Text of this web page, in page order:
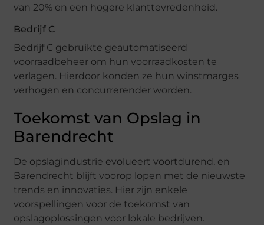
van 20% en een hogere klanttevredenheid.
Bedrijf C
Bedrijf C gebruikte geautomatiseerd
voorraadbeheer om hun voorraadkosten te
verlagen. Hierdoor konden ze hun winstmarges
verhogen en concurrerender worden.
Toekomst van Opslag in
Barendrecht
De opslagindustrie evolueert voortdurend, en
Barendrecht blijft voorop lopen met de nieuwste
trends en innovaties. Hier zijn enkele
voorspellingen voor de toekomst van
opslagoplossingen voor lokale bedrijven.